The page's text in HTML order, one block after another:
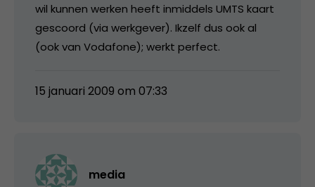
wil kunnen werken heeft inmiddels UMTS kaart
gescoord (via werkgever). Ikzelf dus ook al
(ook van Vodafone); werkt perfect.
15 januari 2009 om 07:33
media